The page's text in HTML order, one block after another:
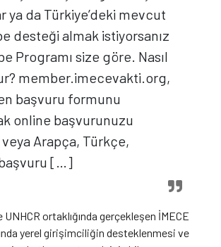
ya da Türkiye’deki mevcut
desteği almak istiyorsanız
Programı size göre. Nasıl
member.imecevakti.org,
başvuru formunu
online başvurunuzu
Arapça, Türkçe,
[…]
ortaklığında gerçekleşen İMECE
yerel girişimciliğin desteklenmesi ve